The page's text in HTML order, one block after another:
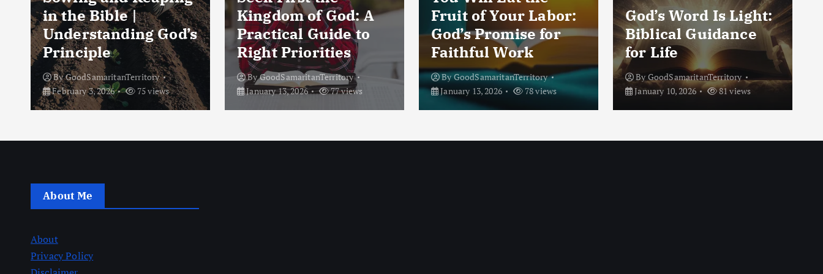
i
n
a
t
i
o
in the Bible |
Understanding God’s
Principle
ByGoodSamaritanTerritory
February 3, 2026
75 views
Kingdom of God: A
Practical Guide to
Right Priorities
ByGoodSamaritanTerritory
January 13, 2026
77 views
Fruit of Your Labor:
God’s Promise for
Faithful Work
ByGoodSamaritanTerritory
January 13, 2026
78 views
God’s Word Is Light:
Biblical Guidance
for Life
By GoodSamaritanTerritory
January 10, 2026
81 views
About Me
About
Privacy Policy